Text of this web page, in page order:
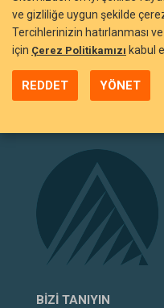
BIZI TANIYIN
ve gizliliğe uygun şekilde
Tercihlerinizin hatırlanması
için Çerez Politikamızı kabul
REDDET YÖNET